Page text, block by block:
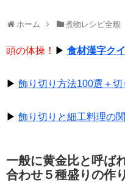
ホーム 煮物レシピ全般
頭の体操！ ▶ 食材漢字ク
▶ 飾り切り方法100選＋
▶ 飾り切りと細工料理の
一般に黄金比と呼ば
合わせ５種盛りの作